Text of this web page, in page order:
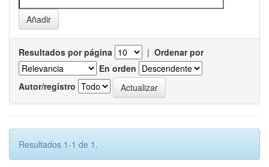
Resultados por página | Ordenar por
En orden
Autor/registro
Resultados 1-1 de 1.